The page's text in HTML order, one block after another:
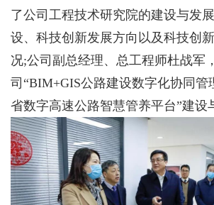
了公司工程技术研究院的建设与发
设、科技创新发展方向以及科技创
况;公司副总经理、总工程师杜战军
司 “BIM+GIS公路建设数字化协同管
省数字高速公路智慧管养平台”建设